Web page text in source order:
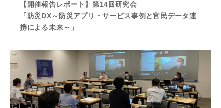
【開催報告レポート】第14回研究会
「防災DX～防災アプリ・サービス事例と官民データ連
携による未来～」